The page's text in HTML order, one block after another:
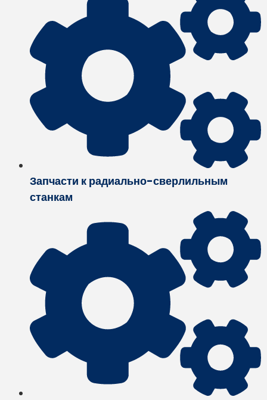
Запчасти к радиально-сверлильным
станкам